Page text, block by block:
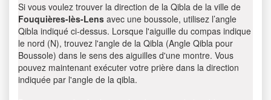
Si vous voulez trouver la direction de la Qibla de la ville de
Fouquières-lès-Lens avec une boussole, utilisez l’angle
Qibla indiqué ci-dessus. Lorsque l'aiguille du compas indique
le nord (N), trouvez l'angle de la Qibla (Angle Qibla pour
Boussole) dans le sens des aiguilles d'une montre. Vous
pouvez maintenant exécuter votre prière dans la direction
indiquée par l'angle de la qibla.